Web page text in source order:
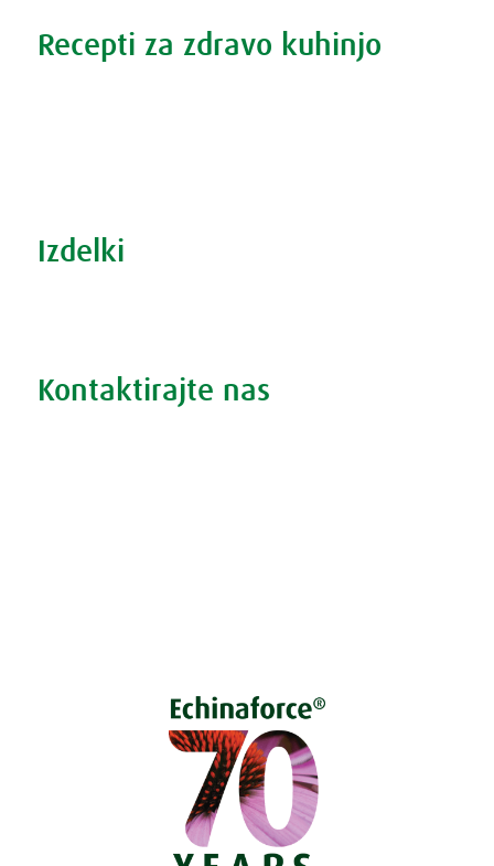
Recepti za zdravo kuhinjo
Izdelki
Kontaktirajte nas